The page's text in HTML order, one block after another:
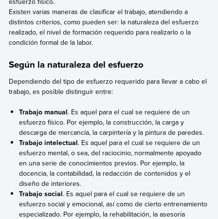
Existen varias maneras de clasificar el trabajo, atendiendo a
distintos criterios, como pueden ser: la naturaleza del esfuerzo
realizado, el nivel de formación requerido para realizarlo o la
condición formal de la labor.
Según la naturaleza del esfuerzo
Dependiendo del tipo de esfuerzo requerido para llevar a cabo el
trabajo, es posible distinguir entre:
Trabajo manual. Es aquel para el cual se requiere de un
esfuerzo físico. Por ejemplo, la construcción, la carga y
descarga de mercancía, la carpintería y la pintura de paredes.
Trabajo intelectual. Es aquel para el cual se requiere de un
esfuerzo mental, o sea, del raciocinio, normalmente apoyado
en una serie de conocimientos previos. Por ejemplo, la
docencia, la contabilidad, la redacción de contenidos y el
diseño de interiores.
Trabajo social. Es aquel para el cual se requiere de un
esfuerzo social y emocional, así como de cierto entrenamiento
especializado. Por ejemplo, la rehabilitación, la asesoría